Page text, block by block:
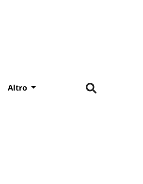
Altro